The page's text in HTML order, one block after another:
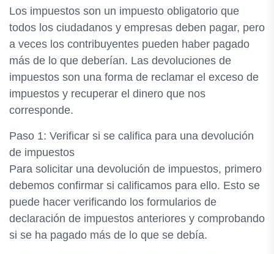
Los impuestos son un impuesto obligatorio que
todos los ciudadanos y empresas deben pagar, pero
a veces los contribuyentes pueden haber pagado
más de lo que deberían. Las devoluciones de
impuestos son una forma de reclamar el exceso de
impuestos y recuperar el dinero que nos
corresponde.
Paso 1: Verificar si se califica para una devolución
de impuestos
Para solicitar una devolución de impuestos, primero
debemos confirmar si calificamos para ello. Esto se
puede hacer verificando los formularios de
declaración de impuestos anteriores y comprobando
si se ha pagado más de lo que se debía.